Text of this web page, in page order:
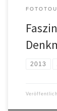
2013